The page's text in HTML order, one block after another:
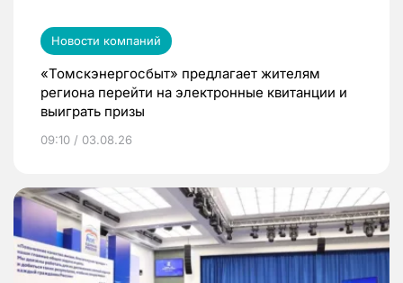
Новости компаний
«Томскэнергосбыт» предлагает жителям
региона перейти на электронные квитанции и
выиграть призы
09:10 / 03.08.26